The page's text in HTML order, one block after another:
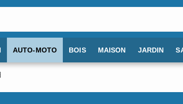
AUTO-MOTO BOIS MAISON JARDIN